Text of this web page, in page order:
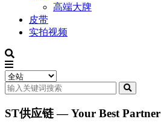
高端大牌
皮带
实拍视频
ST供应链 — Your Best Partner